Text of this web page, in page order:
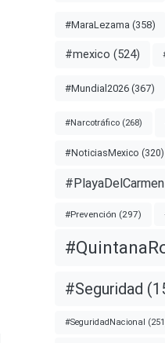
#MaraLezama (358)
#mexico (524)
#Mundial2026(367)
#Narcotráfico(268)
#NoticiasMexico (320)
#PlayaDelCarmen
#Prevención (297)
#Seguridad
#SeguridadNacional